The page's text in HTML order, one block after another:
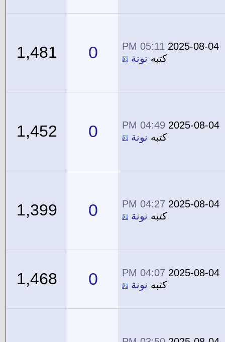
2025-08-04
05:11 PM
كتبه نونة 0
1,481
2025-08-04
04:49 PM
كتبه نونة 0
1,452
2025-08-04
04:27 PM
كتبه نونة 0
1,399
2025-08-04
04:07 PM
كتبه نونة 0
1,468